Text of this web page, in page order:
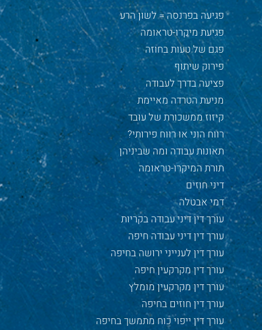
פגיעה בפרנסה = לשון הרע
פגיעת מיקרו-טראומה
פגם של טעות בחוזה
פירוק שיתוף
פציעה בדרך לעבודה
מניעת הטרדה מאיימת
קיזוז ממשכורת של עובד
רווח הוני או רווח פירותי?
תאונות עבודה ומה שביניהן
תורת המיקרו-טראומה
דיני חוזים
דמי אבטלה
עורך דין דיני עבודה בקריות
עורך דין דיני עבודה חיפה
עורך דין לענייני ירושה בחיפה
עורך דין מקרקעין חיפה
עורך דין מקרקעין מומלץ
עורך דין חוזים בחיפה
עורך דין ייפוי כוח מתמשך בחיפה